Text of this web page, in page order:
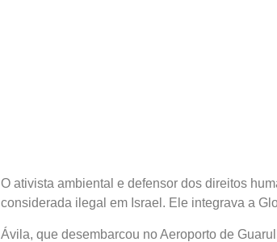
O ativista ambiental e defensor dos direitos
considerada ilegal em Israel. Ele integrava a
Ávila, que desembarcou no Aeroporto de